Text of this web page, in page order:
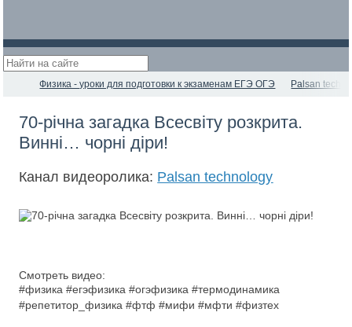
Физика - уроки для подготовки к экзаменам ЕГЭ ОГЭ Palsan
70-річна загадка Всесвіту розкрита.
Винні… чорні діри!
Канал видеоролика: Palsan technology
Смотреть видео:
#физика #егэфизика #огэфизика #термодинамика
#репетитор_физика #фтф #мифи #мфти #физтех